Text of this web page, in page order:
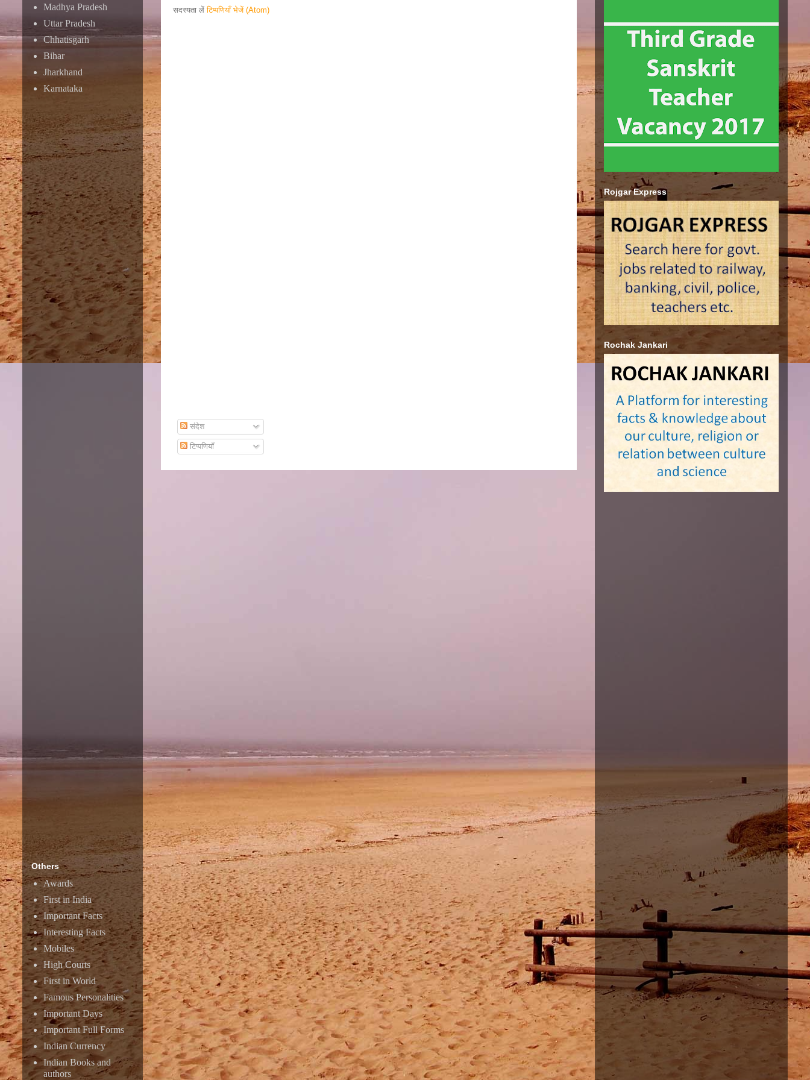
सदस्यता लेंटिप्पणियाँ भेजें (Atom)
संदेश
टिप्पणियाँ
Madhya Pradesh
Uttar Pradesh
Chhatisgarh
Bihar
Jharkhand
Karnataka
Others
Awards
First in India
Important Facts
Interesting Facts
Mobiles
High Courts
First in World
Famous Personalities
Important Days
Important Full Forms
Indian Currency
Indian Books and
authors
Rojgar Express
Rochak Jankari